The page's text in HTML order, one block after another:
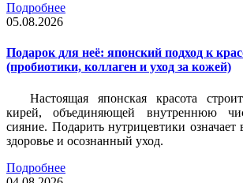
Подробнее
05.08.2026
Подарок для неё: японский подход к
(пробиотики, коллаген и уход за кожей)
Настоящая японская красота
кирей, объединяющей внутреннюю
сияние. Подарить нутрицевтики означает
здоровье и осознанный уход.
Подробнее